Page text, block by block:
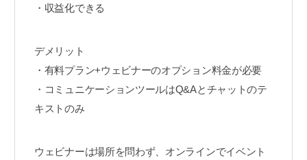
・収益化できる
デメリット
・有料プラン+ウェビナーのオプション料金が必要
・コミュニケーションツールはQ&Aとチャットのテ
キストのみ
ウェビナーは場所を問わず、オンラインでイベント